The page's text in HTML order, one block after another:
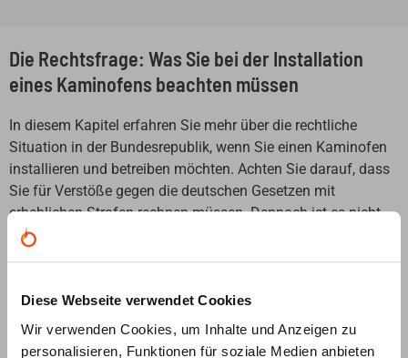
Diese Webseite verwendet Cookies
Wir verwenden Cookies, um Inhalte und Anzeigen zu
personalisieren, Funktionen für soziale Medien anbieten
Die Rechtsfrage: Was Sie bei der Installation
eines Kaminofens beachten müssen
In diesem Kapitel erfahren Sie mehr über die rechtliche
Situation in der Bundesrepublik, wenn Sie einen Kaminofen
installieren und betreiben möchten. Achten Sie darauf, dass
Sie für Verstöße gegen die deutschen Gesetzen mit
erheblichen Strafen rechnen müssen. Dennoch ist es nicht
so schwierig, die vorhandenen Regeln einzuhalten und den